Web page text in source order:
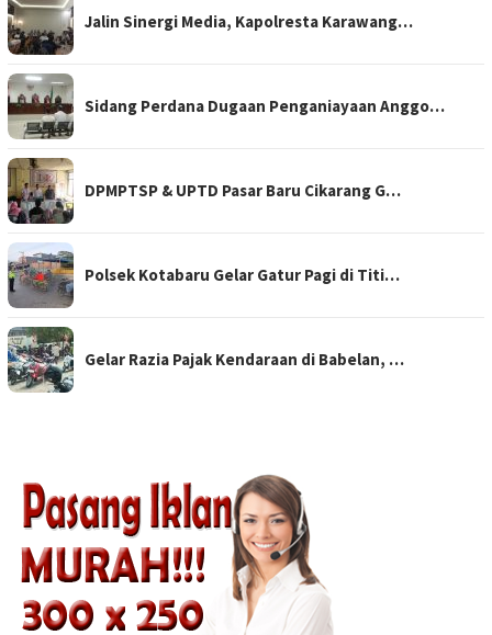
Jalin Sinergi Media, Kapolresta Karawang…
Sidang Perdana Dugaan Penganiayaan Anggo…
DPMPTSP & UPTD Pasar Baru Cikarang G…
Polsek Kotabaru Gelar Gatur Pagi di Titi…
Gelar Razia Pajak Kendaraan di Babelan, …